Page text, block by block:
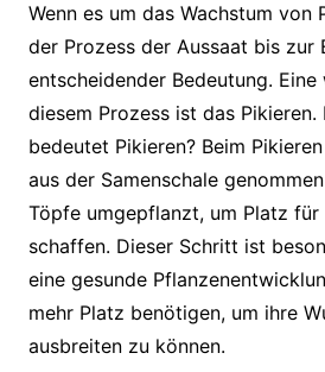
Wenn es um das Wachstum von
der Prozess der Aussaat bis zur
entscheidender Bedeutung.
diesem Prozess ist das Pikieren.
bedeutet Pikieren? Beim
aus der Samenschale
Töpfe umgepflanzt, um Platz für
schaffen. Dieser Schritt ist
eine gesunde
mehr Platz benötigen, um ihre
ausbreiten zu können.